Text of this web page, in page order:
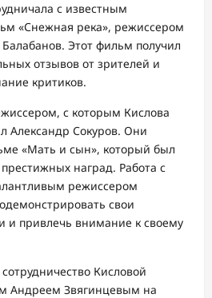
с известным
«Снежная река», режиссером
Этот фильм получил
отзывов от зрителей и
критиков.
с которым Кислова
Александр Сокуров. Они
«Мать и сын», который был
наград. Работа с
режиссером
свои
и привлечь внимание к своему
Кисловой
Андреем Звягинцевым на